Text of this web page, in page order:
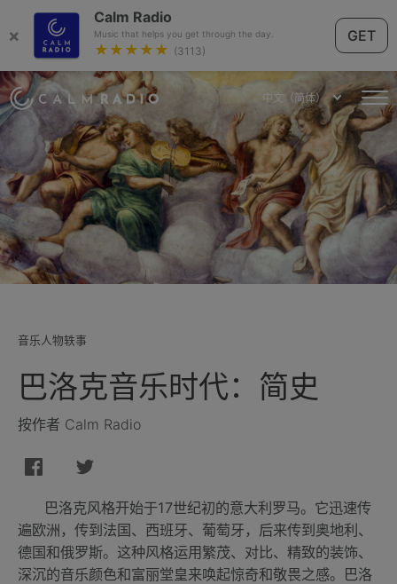
×
Calm Radio
Music that helps you get through the day.
★★★★★ (3113)
GET
中文（简体）
音乐人物轶事
巴洛克音乐时代：简史
按作者 Calm Radio
巴洛克风格开始于17世纪初的意大利罗马。它迅速传
遍欧洲，传到法国、西班牙、葡萄牙，后来传到奥地利、
德国和俄罗斯。这种风格运用繁茂、对比、精致的装饰、
深沉的音乐颜色和富丽堂皇来唤起惊奇和敬畏之感。巴洛